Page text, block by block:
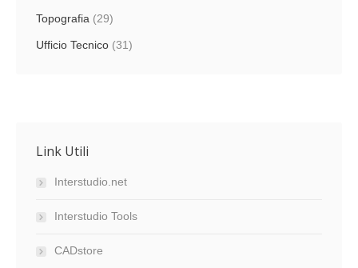
Topografia (29)
Ufficio Tecnico (31)
Link Utili
Interstudio.net
Interstudio Tools
CADstore